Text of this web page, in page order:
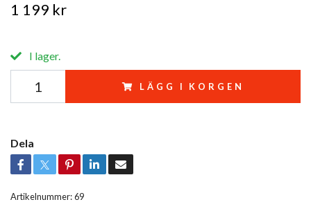
1 199 kr
I lager.
LÄGG I KORGEN
Dela
Artikelnummer:69